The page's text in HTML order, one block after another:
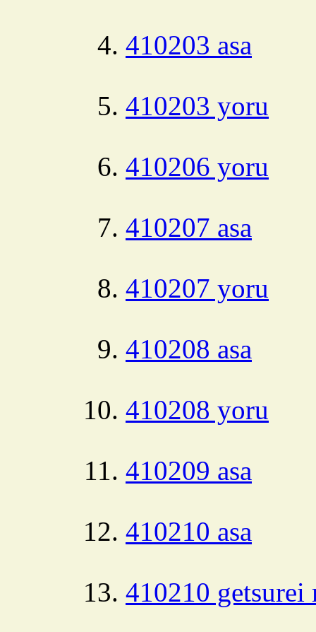
410203 asa
410203 yoru
410206 yoru
410207 asa
410207 yoru
410208 asa
410208 yoru
410209 asa
410210 asa
410210 getsurei